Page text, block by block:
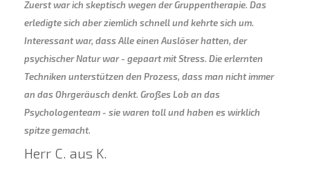
Zuerst war ich skeptisch wegen der Gruppentherapie. Das
erledigte sich aber ziemlich schnell und kehrte sich um.
Interessant war, dass Alle einen Auslöser hatten, der
psychischer Natur war - gepaart mit Stress. Die erlernten
Techniken unterstützen den Prozess, dass man nicht immer
an das Ohrgeräusch denkt. Großes Lob an das
Psychologenteam - sie waren toll und haben es wirklich
spitze gemacht.
Herr C. aus K.